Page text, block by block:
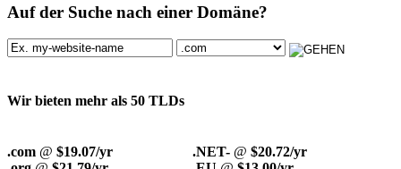
Auf der Suche nach einer Domäne?
Wir bieten mehr als 50 TLDs
.com @ $19.07/yr .NET- @ $20.72/yr